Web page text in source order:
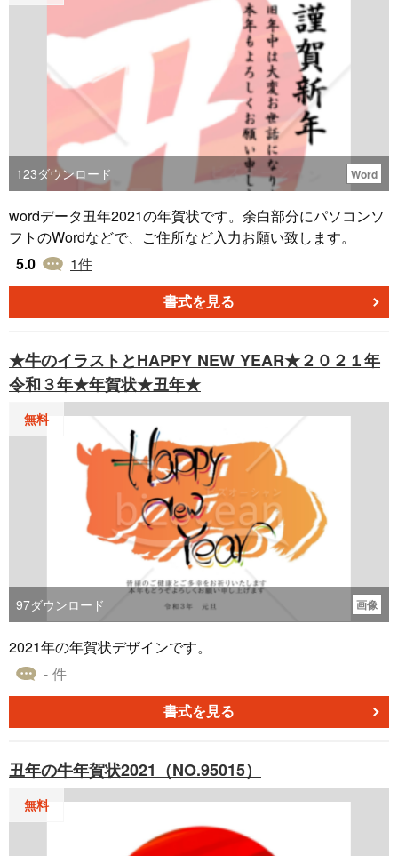
123ダウンロード Word
wordデータ丑年2021の年賀状です。余白部分にパソコンソ
フトのWordなどで、ご住所など入力お願い致します。
5.0
1件
書式を見る
★牛のイラストとHAPPY NEW YEAR★２０２１年
令和３年★年賀状★丑年★
無料
97ダウンロード 画像
2021年の年賀状デザインです。
- 件
書式を見る
丑年の牛年賀状2021（NO.95015）
無料